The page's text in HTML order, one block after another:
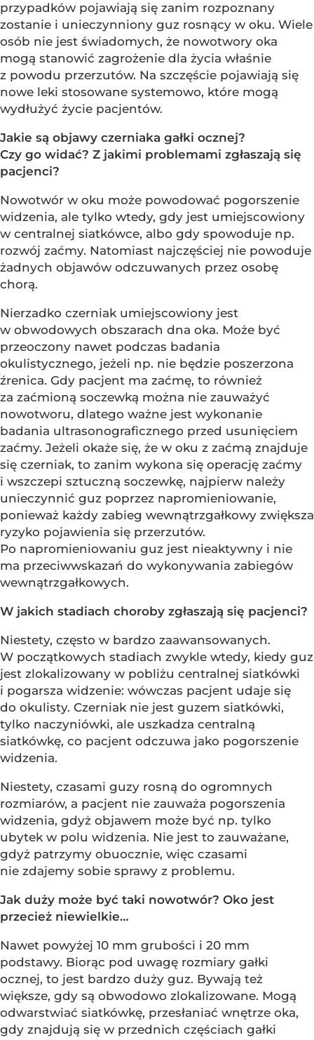
przypadków pojawiają się zanim rozpoznany
zostanie i unieczynniony guz rosnący w oku. Wiele
osób nie jest świadomych, że nowotwory oka
mogą stanowić zagrożenie dla życia właśnie
z powodu przerzutów. Na szczęście pojawiają się
nowe leki stosowane systemowo, które mogą
wydłużyć życie pacjentów.
Jakie są objawy czerniaka gałki ocznej?
Czy go widać? Z jakimi problemami zgłaszają się
pacjenci?
Nowotwór w oku może powodować pogorszenie
widzenia, ale tylko wtedy, gdy jest umiejscowiony
w centralnej siatkówce, albo gdy spowoduje np.
rozwój zaćmy. Natomiast najczęściej nie powoduje
żadnych objawów odczuwanych przez osobę
chorą.
Nierzadko czerniak umiejscowiony jest
w obwodowych obszarach dna oka. Może być
przeoczony nawet podczas badania
okulistycznego, jeżeli np. nie będzie poszerzona
źrenica. Gdy pacjent ma zaćmę, to również
za zaćmioną soczewką można nie zauważyć
nowotworu, dlatego ważne jest wykonanie
badania ultrasonograficznego przed usunięciem
zaćmy. Jeżeli okaże się, że w oku z zaćmą znajduje
się czerniak, to zanim wykona się operację zaćmy
i wszczepi sztuczną soczewkę, najpierw należy
unieczynnić guz poprzez napromieniowanie,
ponieważ każdy zabieg wewnątrzgałkowy zwiększa
ryzyko pojawienia się przerzutów.
Po napromieniowaniu guz jest nieaktywny i nie
ma przeciwwskazań do wykonywania zabiegów
wewnątrzgałkowych.
W jakich stadiach choroby zgłaszają się pacjenci?
Niestety, często w bardzo zaawansowanych.
W początkowych stadiach zwykle wtedy, kiedy guz
jest zlokalizowany w pobliżu centralnej siatkówki
i pogarsza widzenie: wówczas pacjent udaje się
do okulisty. Czerniak nie jest guzem siatkówki,
tylko naczyniówki, ale uszkadza centralną
siatkówkę, co pacjent odczuwa jako pogorszenie
widzenia.
Niestety, czasami guzy rosną do ogromnych
rozmiarów, a pacjent nie zauważa pogorszenia
widzenia, gdyż objawem może być np. tylko
ubytek w polu widzenia. Nie jest to zauważane,
gdyż patrzymy obuocznie, więc czasami
nie zdajemy sobie sprawy z problemu.
Jak duży może być taki nowotwór? Oko jest
przecież niewielkie…
Nawet powyżej 10 mm grubości i 20 mm
podstawy. Biorąc pod uwagę rozmiary gałki
ocznej, to jest bardzo duży guz. Bywają też
większe, gdy są obwodowo zlokalizowane. Mogą
odwarstwiać siatkówkę, przesłaniać wnętrze oka,
gdy znajdują się w przednich częściach gałki